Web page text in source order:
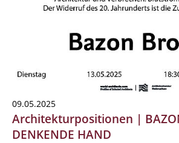
09.05.2025
Architekturpositionen |
DENKENDE HAND